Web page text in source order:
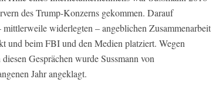
des Trump-Konzerns gekommen. Darauf
widerlegten – angeblichen Zusammenarbeit
und beim FBI und den Medien platziert. Wegen
Gesprächen wurde Sussmann von
Jahr angeklagt.